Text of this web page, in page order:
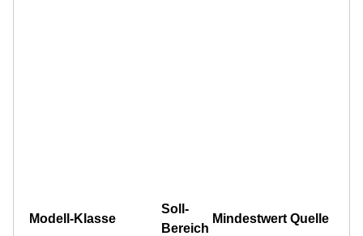
Modell-Klasse
Soll-
Bereich
Mindestwert Quelle